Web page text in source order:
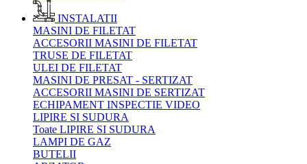
INSTALATII
MASINI DE FILETAT
ACCESORII MASINI DE FILETAT
TRUSE DE FILETAT
ULEI DE FILETAT
MASINI DE PRESAT - SERTIZAT
ACCESORII MASINI DE SERTIZAT
ECHIPAMENT INSPECTIE VIDEO
LIPIRE SI SUDURA
Toate LIPIRE SI SUDURA
LAMPI DE GAZ
BUTELII